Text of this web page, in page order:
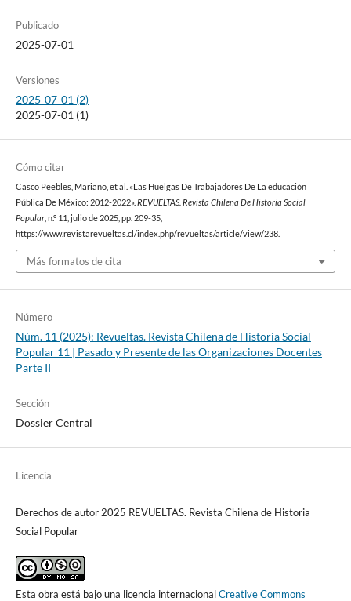
Publicado
2025-07-01
Versiones
2025-07-01 (2)
2025-07-01 (1)
Cómo citar
Casco Peebles, Mariano, et al. «Las Huelgas De Trabajadores De La educación
Pública De México: 2012-2022». REVUELTAS. Revista Chilena De Historia Social
Popular, n.º 11, julio de 2025, pp. 209-35,
https://www.revistarevueltas.cl/index.php/revueltas/article/view/238.
Más formatos de cita
Número
Núm. 11 (2025): Revueltas. Revista Chilena de Historia Social
Popular 11 | Pasado y Presente de las Organizaciones Docentes
Parte II
Sección
Dossier Central
Licencia
Derechos de autor 2025 REVUELTAS. Revista Chilena de Historia
Social Popular
Esta obra está bajo una licencia internacionalCreative Commons